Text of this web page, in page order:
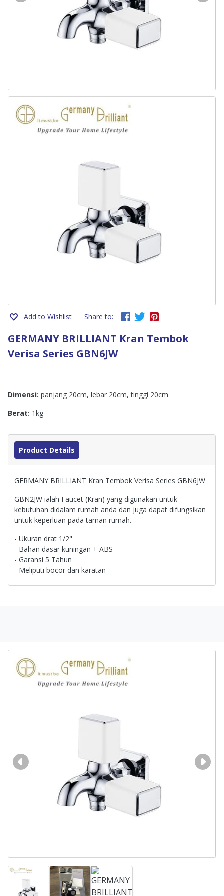
Add to Wishlist Share to:
GERMANY BRILLIANT Kran Tembok
Verisa Series GBN6JW
Dimensi: panjang 20cm, lebar 20cm, tinggi 20cm
Berat: 1kg
Product Details
GERMANY BRILLIANT Kran Tembok Verisa Series GBN6JW
GBN2JW ialah Faucet (Kran) yang digunakan untuk
kebutuhan didalam rumah anda dan juga dapat difungsikan
untuk keperluan pada taman rumah.
- Ukuran drat 1/2"
- Bahan dasar kuningan + ABS
- Garansi 5 Tahun
- Meliputi bocor dan karatan
Electrical & Lamp
Houseware
Furniture